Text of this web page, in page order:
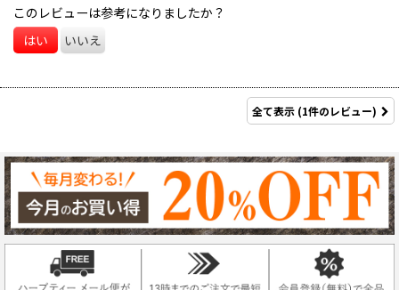
ブルームーン門脇
このレビューは参考になりましたか？
はい
いいえ
全て表示 (1件のレビュー)